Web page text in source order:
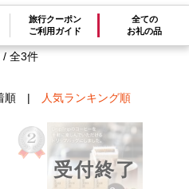
旅行クーポン
ご利用ガイド
全ての
お礼の品
/ 全3件
順| 人気ランキング順
受付終了